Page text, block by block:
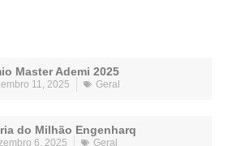
Master Ademi 2025
11, 2025 Geral
do Milhão Engenharq
6, 2025 Geral